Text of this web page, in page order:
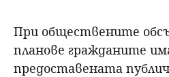
При обществените
планове гражданите
предоставената